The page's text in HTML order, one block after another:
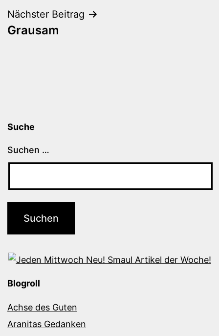
Nächster Beitrag
Grausam
Suche
Suchen …
Blogroll
Achse des Guten
Aranitas Gedanken